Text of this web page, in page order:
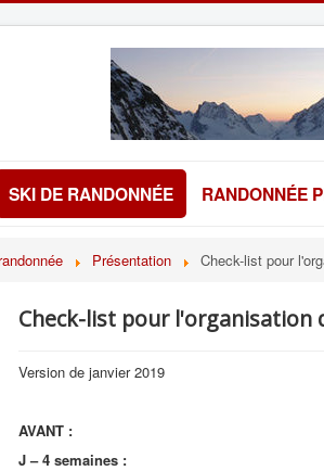
SKI DE RANDONNÉE RANDONNÉE
Présentation Check-list pour
Check-list pour l'organisation
Version de janvier 2019
AVANT :
J – 4 semaines :